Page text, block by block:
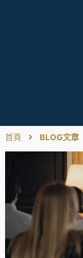
首頁 BLOG文章